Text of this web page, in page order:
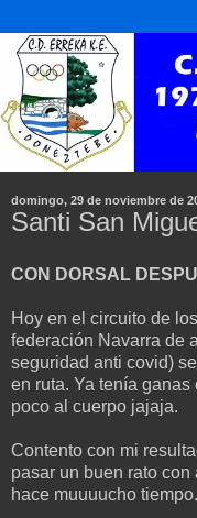
domingo, 29 de noviembre de
Santi San
CON DORSAL
Hoy en el circuito de
federación Navarra de
seguridad anti covid)
en ruta. Ya tenía
poco al cuerpo jajaja.
Contento con mi
pasar un buen rato
hace muuuucho tiempo.